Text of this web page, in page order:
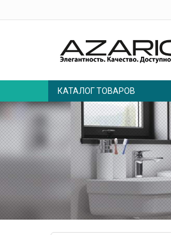
КАТАЛОГ ТОВАРОВ